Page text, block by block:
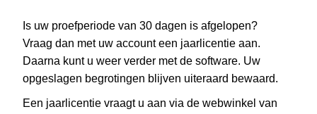
Is uw proefperiode van 30 dagen is afgelopen?
Vraag dan met uw account een jaarlicentie aan.
Daarna kunt u weer verder met de software. Uw
opgeslagen begrotingen blijven uiteraard bewaard.
Een jaarlicentie vraagt u aan via de webwinkel van